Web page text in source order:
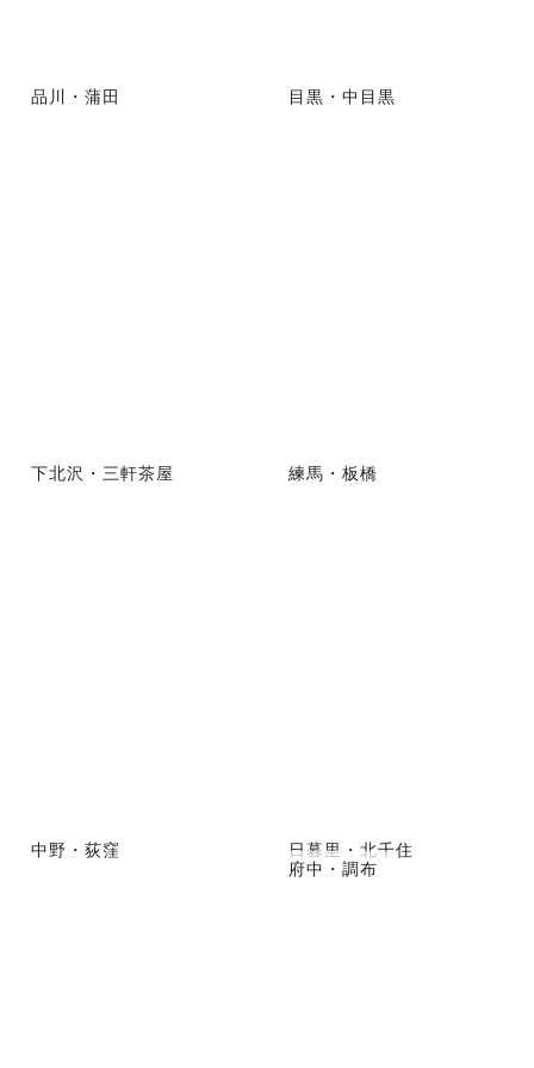
品川・蒲田 目黒・中目黒
下北沢・三軒茶屋 練馬・板橋
中野・荻窪
日暮里・北千住
府中・調布